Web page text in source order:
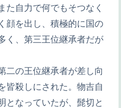
た自力で何でもそつなく
顔を出し、積極的に国の
く、第三王位継承者だが
二の王位継承者が差し向
皆殺しにされた。物吉自
となっていたが、髭切と